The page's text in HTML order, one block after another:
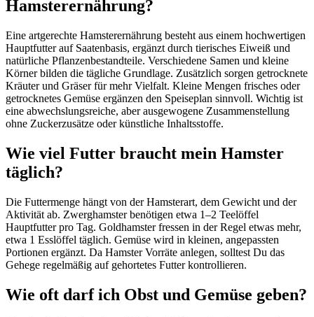
Hamsterernährung?
Eine artgerechte Hamsterernährung besteht aus einem hochwertigen
Hauptfutter auf Saatenbasis, ergänzt durch tierisches Eiweiß und
natürliche Pflanzenbestandteile. Verschiedene Samen und kleine
Körner bilden die tägliche Grundlage. Zusätzlich sorgen getrocknete
Kräuter und Gräser für mehr Vielfalt. Kleine Mengen frisches oder
getrocknetes Gemüse ergänzen den Speiseplan sinnvoll. Wichtig ist
eine abwechslungsreiche, aber ausgewogene Zusammenstellung
ohne Zuckerzusätze oder künstliche Inhaltsstoffe.
Wie viel Futter braucht mein Hamster
täglich?
Die Futtermenge hängt von der Hamsterart, dem Gewicht und der
Aktivität ab. Zwerghamster benötigen etwa 1–2 Teelöffel
Hauptfutter pro Tag. Goldhamster fressen in der Regel etwas mehr,
etwa 1 Esslöffel täglich. Gemüse wird in kleinen, angepassten
Portionen ergänzt. Da Hamster Vorräte anlegen, solltest Du das
Gehege regelmäßig auf gehortetes Futter kontrollieren.
Wie oft darf ich Obst und Gemüse geben?